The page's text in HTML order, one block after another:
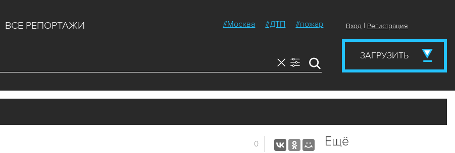
ВСЕ РЕПОРТАЖИ #Москва #ДТП #пожар Вход | Регистрация
ЗАГРУЗИТЬ
0 Ещё